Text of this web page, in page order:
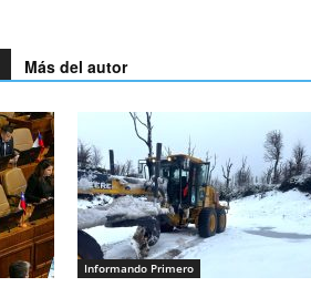
Más del autor
Informando Primero